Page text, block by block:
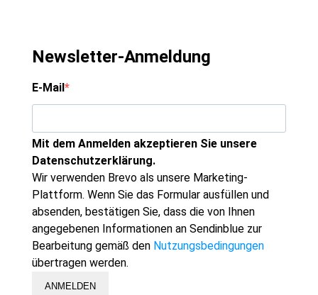
Newsletter-Anmeldung
E-Mail
Mit dem Anmelden akzeptieren Sie unsere
Datenschutzerklärung.
Wir verwenden Brevo als unsere Marketing-
Plattform. Wenn Sie das Formular ausfüllen und
absenden, bestätigen Sie, dass die von Ihnen
angegebenen Informationen an Sendinblue zur
Bearbeitung gemäß den Nutzungsbedingungen
übertragen werden.
ANMELDEN